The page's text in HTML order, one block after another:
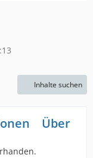
Inhalte suchen
Über